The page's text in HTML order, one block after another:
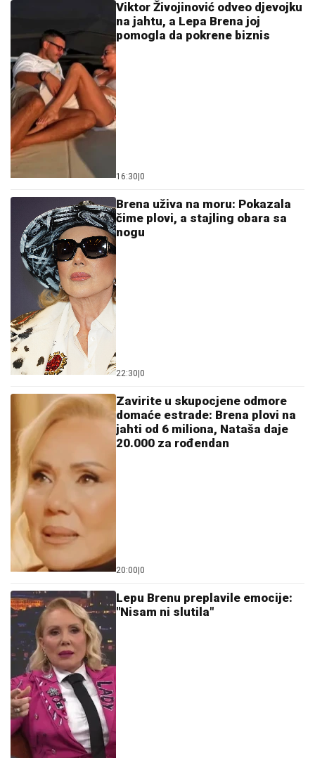
Viktor Živojinović odveo djevojku
na jahtu, a Lepa Brena joj
pomogla da pokrene biznis
16:30 0
Brena uživa na moru: Pokazala
čime plovi, a stajling obara sa
nogu
22:30 0
Zavirite u skupocjene odmore
domaće estrade: Brena plovi na
jahti od 6 miliona, Nataša daje
20.000 za rođendan
20:00 0
Lepu Brenu preplavile emocije:
"Nisam ni slutila"